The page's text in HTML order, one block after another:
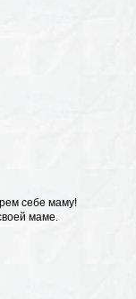
себе маму!
маме.